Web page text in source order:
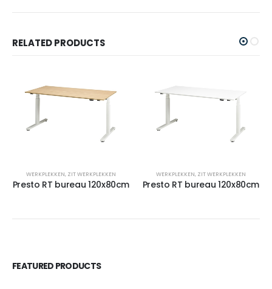
RELATED PRODUCTS
WERKPLEKKEN, ZIT WERKPLEKKEN
Presto RT bureau 120x80cm
WERKPLEKKEN, ZIT WERKPLEKKEN
Presto RT bureau 120x80cm
FEATURED PRODUCTS